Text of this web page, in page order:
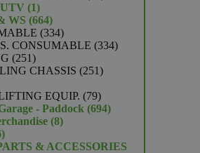
11
product
WS 664664
producten
334334
producten
CONSUMABLE 334334
251251
producten
CHASSIS 251251
EQUIP. 7979
producten
- Paddock 694694
88
1866
producten& ACCESSORIES